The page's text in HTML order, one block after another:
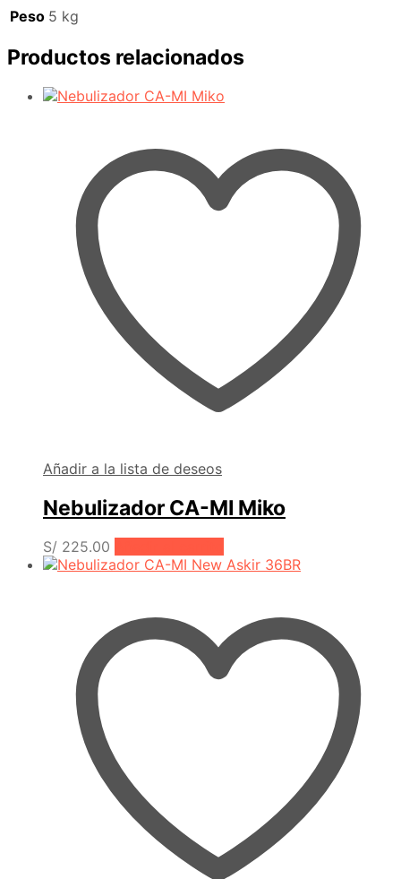
Peso 5 kg
Productos relacionados
Añadir a la lista de deseos
Nebulizador CA-MI Miko
S/ 225.00